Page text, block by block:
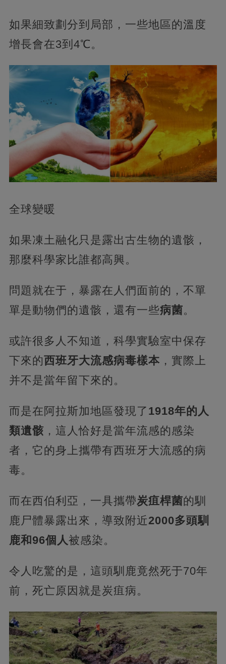
如果細致劃分到局部，一些地區的溫度
增長會在3到4℃。
全球變暖
如果凍土融化只是露出古生物的遺骸，
那麼科學家比誰都高興。
問題就在于，暴露在人們面前的，不單
單是動物們的遺骸，還有一些病菌。
或許很多人不知道，科學實驗室中保存
下來的西班牙大流感病毒樣本，實際上
并不是當年留下來的。
而是在阿拉斯加地區發現了 1918年的人
類遺骸 ，這人恰好是當年流感的感染
者，它的身上攜帶有西班牙大流感的病
毒。
而在西伯利亞，一具攜帶炭疽桿菌的馴
鹿尸體暴露出來，導致附近2000多頭馴
鹿和96個人被感染。
令人吃驚的是，這頭馴鹿竟然死于70年
前，死亡原因就是炭疽病。